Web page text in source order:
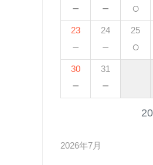
－ － ○
23
－
24
－
25
○
30
－
31
－
2026年7月